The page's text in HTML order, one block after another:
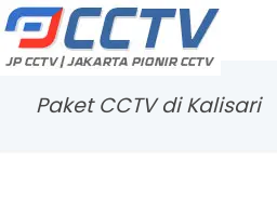
Paket CCTV di Kalisari